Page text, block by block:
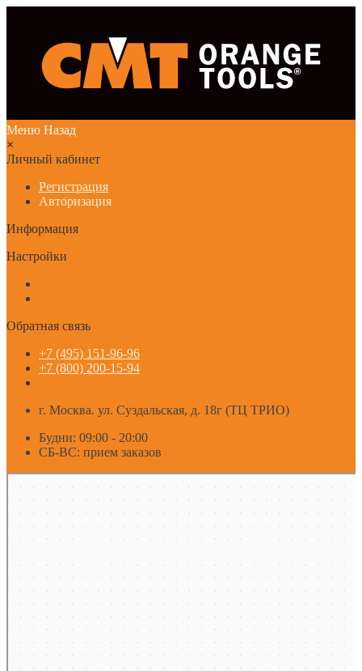
Меню Назад
×
Личный кабинет
Регистрация
Авторизация
Информация
Настройки
Обратная связь
+7 (495) 151-96-96
+7 (800) 200-15-94
г. Москва. ул. Суздальская, д. 18г (ТЦ ТРИО)
Будни: 09:00 - 20:00
СБ-ВС: прием заказов